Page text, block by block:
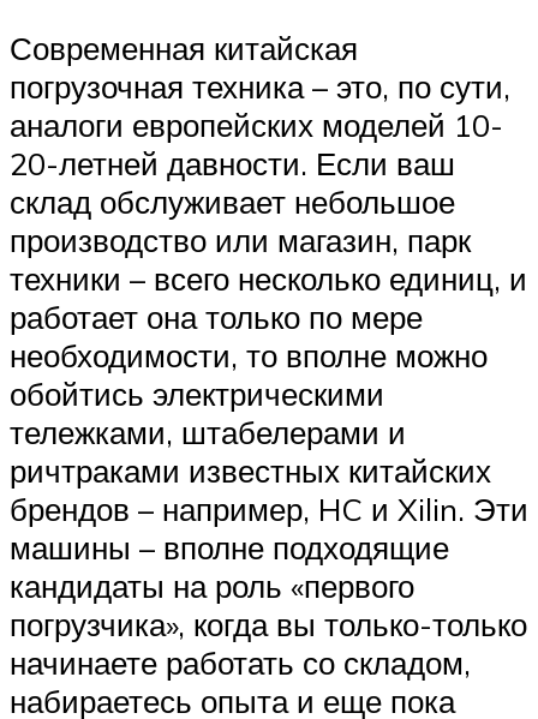
Современная китайская
погрузочная техника – это, по сути,
аналоги европейских моделей 10-
20-летней давности. Если ваш
склад обслуживает небольшое
производство или магазин, парк
техники – всего несколько единиц, и
работает она только по мере
необходимости, то вполне можно
обойтись электрическими
тележками, штабелерами и
ричтраками известных китайских
брендов – например, HC и Xilin. Эти
машины – вполне подходящие
кандидаты на роль «первого
погрузчика», когда вы только-только
начинаете работать со складом,
набираетесь опыта и еще пока